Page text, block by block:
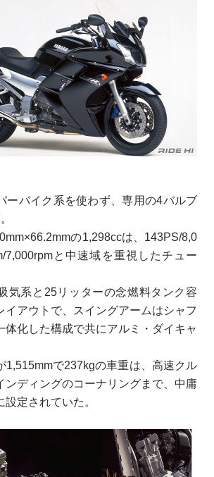
ーバイク系を使わず、専用の4バルブ
の1,298ccは、143PS/8,0
7,000rpmと中速域を重視したチュー
気系と25リッターの念燃料タンク容
イアウトで、スイングアームはシャフ
体化した構成で共にアルミ・ダイキャ
1,515mmで237kgの車重は、高速クル
ンディングのコーナリングまで、中庸
定されていた。